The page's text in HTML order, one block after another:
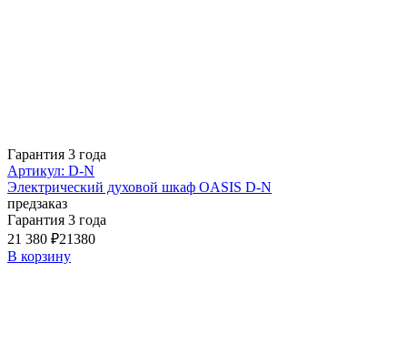
Гарантия 3 года
Артикул: D-N
Электрический духовой шкаф OASIS D-N
предзаказ
Гарантия 3 года
21 380 ₽21380
В корзину